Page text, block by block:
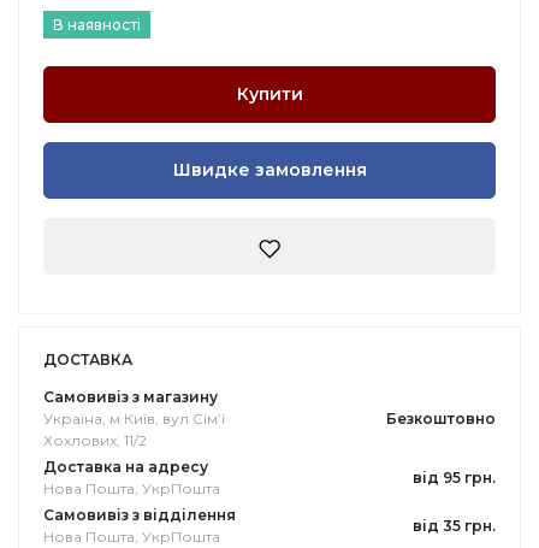
В наявності
Купити
Швидке замовлення
ДОСТАВКА
Самовивіз з магазину
Україна, м Київ, вул Сімʼї
Хохлових, 11/2
Безкоштовно
Доставка на адресу
Нова Пошта, УкрПошта
від 95 грн.
Самовивіз з відділення
Нова Пошта, УкрПошта
від 35 грн.